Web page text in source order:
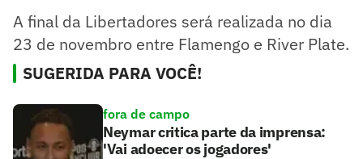
A final da Libertadores será realizada no dia
23 de novembro entre Flamengo e River Plate.
SUGERIDA PARA VOCÊ!
fora de campo
Neymar critica parte da imprensa:
'Vai adoecer os jogadores'